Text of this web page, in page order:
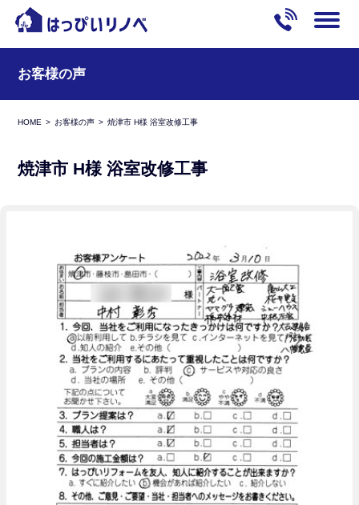
お客様の声
HOME お客様の声 焼津市 H様 浴室改修工事
焼津市 H様 浴室改修工事